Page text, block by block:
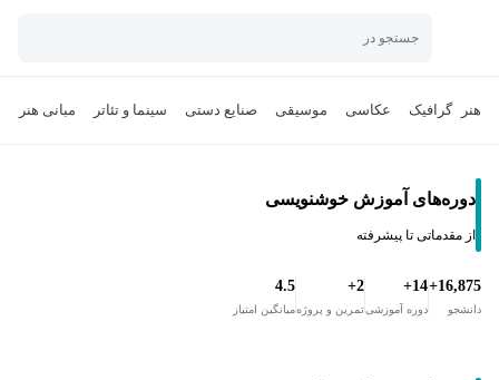
جستجو در
هنر گرافیک عکاسی موسیقی صنایع دستی سینما و تئاتر مبانی هنر
دوره‌های آموزش خوشنویسی
از مقدماتی تا پیشرفته
16,875+
دانشجو
14+
دوره آموزشی
2+
تمرین و پروژه
4.5
میانگین امتیاز